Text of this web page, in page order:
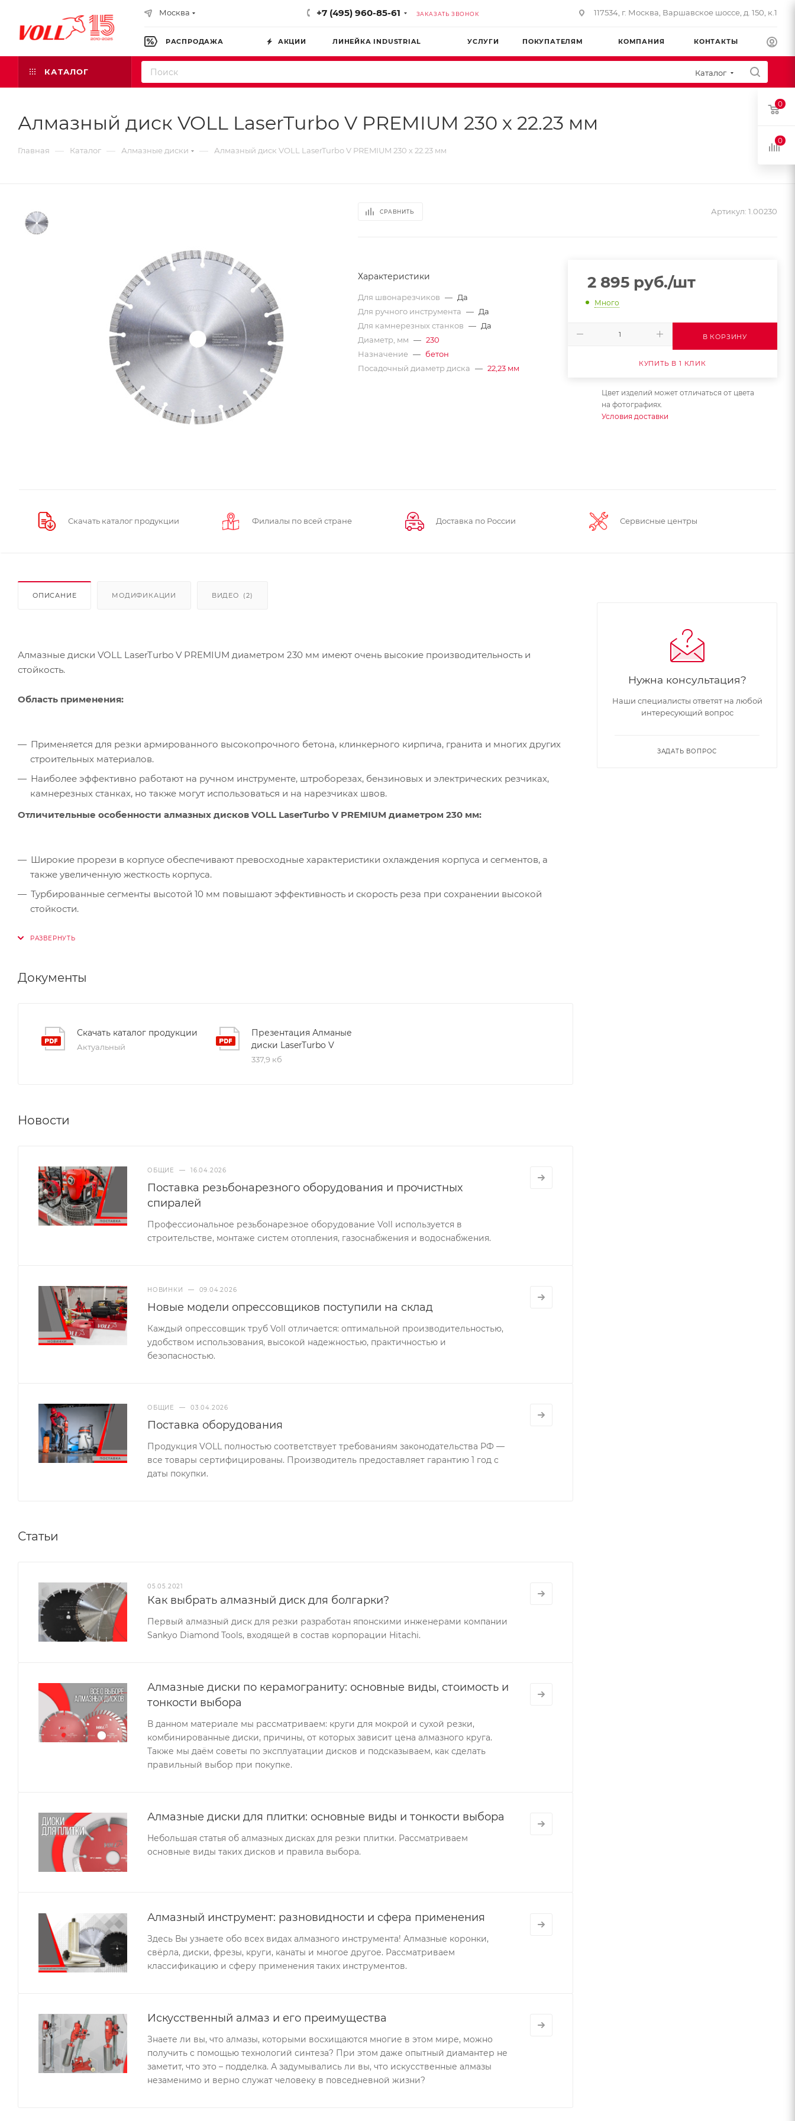
Москва +7 (495) 960-85-61 ЗАКАЗАТЬ ЗВОНОК 117534, г. Москва, Варшавское шоссе, д. 150, к.1
РАСПРОДАЖА АКЦИИ ЛИНЕЙКА INDUSTRIAL УСЛУГИ ПОКУПАТЕЛЯМ КОМПАНИЯ КОНТАКТЫ
КАТАЛОГ Каталог
Алмазный диск VOLL LaserTurbo V PREMIUM 230 х 22.23 мм
Главная — Каталог — Алмазные диски — Алмазный диск VOLL LaserTurbo V PREMIUM 230 х 22.23 мм
СРАВНИТЬ Артикул: 1.00230
Характеристики
Для швонарезчиков — Да
Для ручного инструмента — Да
Для камнерезных станков — Да
Диаметр, мм — 230
Назначение — бетон
Посадочный диаметр диска — 22,23 мм
2 895руб./шт
Много
В КОРЗИНУ
КУПИТЬ В 1 КЛИК
Цвет изделий может отличаться от цвета
на фотографиях.
Условия доставки
Скачать каталог продукции Филиалы по всей стране Доставка по России Сервисные центры
ОПИСАНИЕ МОДИФИКАЦИИ ВИДЕО (2)
Алмазные диски VOLL LaserTurbo V PREMIUM диаметром 230 мм имеют очень высокие производительность и
стойкость.
Область применения:
Применяется для резки армированного высокопрочного бетона, клинкерного кирпича, гранита и многих других
строительных материалов.
Наиболее эффективно работают на ручном инструменте, штроборезах, бензиновых и электрических резчиках,
камнерезных станках, но также могут использоваться и на нарезчиках швов.
Отличительные особенности алмазных дисков VOLL LaserTurbo V PREMIUM диаметром 230 мм:
Широкие прорези в корпусе обеспечивают превосходные характеристики охлаждения корпуса и сегментов, а
также увеличенную жесткость корпуса.
Турбированные сегменты высотой 10 мм повышают эффективность и скорость реза при сохранении высокой
стойкости.
Документы
Скачать каталог продукции
Актуальный
Презентация Алманые
диски LaserTurbo V
337,9 кб
Новости
ОБЩИЕ — 16.04.2026
Поставка резьбонарезного оборудования и прочистных
спиралей
Профессиональное резьбонарезное оборудование Voll используется в
строительстве, монтаже систем отопления, газоснабжения и водоснабжения.
НОВИНКИ — 09.04.2026
Новые модели опрессовщиков поступили на склад
Каждый опрессовщик труб Voll отличается: оптимальной производительностью,
удобством использования, высокой надежностью, практичностью и
безопасностью.
ОБЩИЕ — 03.04.2026
Поставка оборудования
Продукция VOLL полностью соответствует требованиям законодательства РФ —
все товары сертифицированы. Производитель предоставляет гарантию 1 год с
даты покупки.
Статьи
05.05.2021
Как выбрать алмазный диск для болгарки?
Первый алмазный диск для резки разработан японскими инженерами компании
Sankyo Diamond Tools, входящей в состав корпорации Hitachi.
Алмазные диски по керамограниту: основные виды, стоимость и
тонкости выбора
В данном материале мы рассматриваем: круги для мокрой и сухой резки,
комбинированные диски, причины, от которых зависит цена алмазного круга.
Также мы даём советы по эксплуатации дисков и подсказываем, как сделать
правильный выбор при покупке.
Алмазные диски для плитки: основные виды и тонкости выбора
Небольшая статья об алмазных дисках для резки плитки. Рассматриваем
основные виды таких дисков и правила выбора.
Алмазный инструмент: разновидности и сфера применения
Здесь Вы узнаете обо всех видах алмазного инструмента! Алмазные коронки,
свёрла, диски, фрезы, круги, канаты и многое другое. Рассматриваем
классификацию и сферу применения таких инструментов.
Искусственный алмаз и его преимущества
Знаете ли вы, что алмазы, которыми восхищаются многие в этом мире, можно
получить с помощью технологий синтеза? При этом даже опытный диамантер не
заметит, что это – подделка. А задумывались ли вы, что искусственные алмазы
незаменимо и верно служат человеку в повседневной жизни?
Нужна консультация?
Наши специалисты ответят на любой
интересующий вопрос
ЗАДАТЬ ВОПРОС
0
0